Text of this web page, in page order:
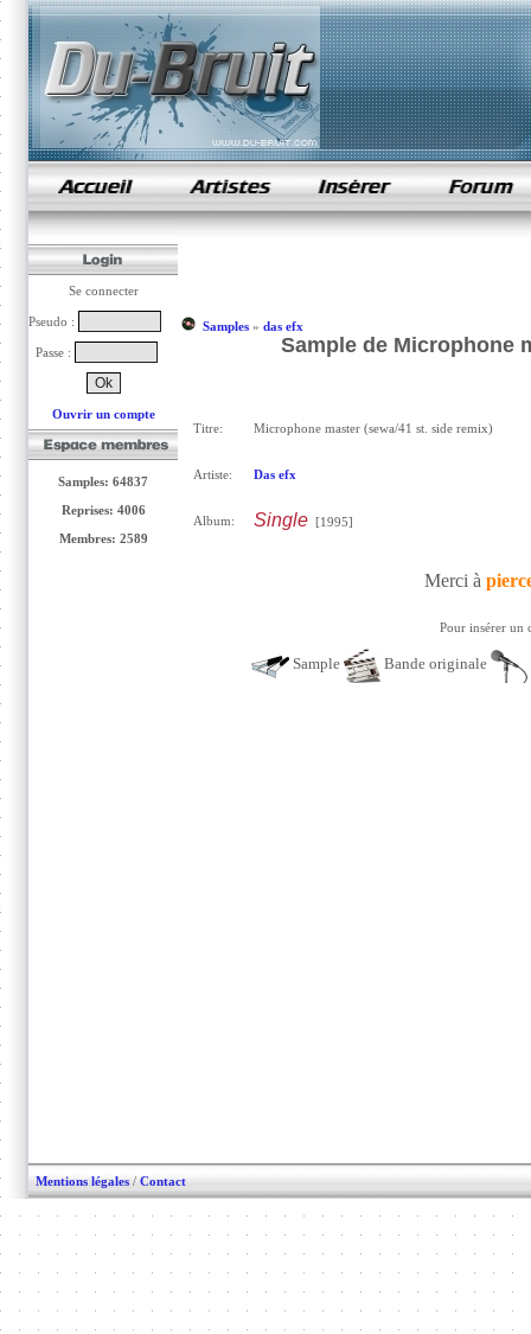
samples de rap
Se connecter
Pseudo :
Passe :
Ouvrir un compte
Samples: 64837
Reprises: 4006
Membres: 2589
Samples» das efx
Sample de Microphone
Titre: Microphone master (sewa/41 st. side remix)
Artiste: Das efx
Album: Single[1995]
Merci à
Pour insérer un
Sample Bande originale
Mentions légales / Contact